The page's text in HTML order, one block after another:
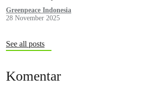
Greenpeace Indonesia
28 November 2025
See all posts
Komentar